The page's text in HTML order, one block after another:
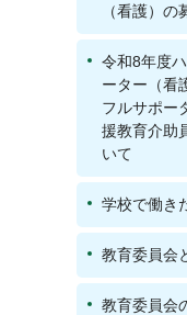
（看護）の
令和8年度
ーター（看
フルサポー
援教育介助
いて
学校で働き
教育委員会
教育委員会